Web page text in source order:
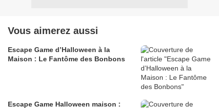
Vous aimerez aussi
Escape Game d’Halloween à la
Maison : Le Fantôme des Bonbons
Escape Game Halloween maison :